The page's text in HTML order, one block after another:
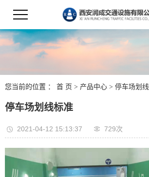
您当前的位置 ： 首 页 > 产品中心 > 停车场划线
停车场划线标准
2021-04-12 15:13:37 729次